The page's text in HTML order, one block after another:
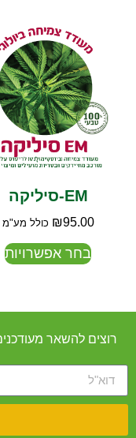
EM-סיליקה
₪95.00 כולל מע"מ
בחר אפשרויות
רוצים להשאר